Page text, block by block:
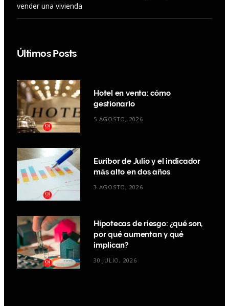
vender una vivienda
Últimos Posts
Hotel en venta: cómo
gestionarlo
5 AGOSTO, 2026
Euríbor de Julio y el indicador
más alto en dos años
3 AGOSTO, 2026
Hipotecas de riesgo: ¿qué son,
por qué aumentan y qué
implican?
30 JULIO, 2026